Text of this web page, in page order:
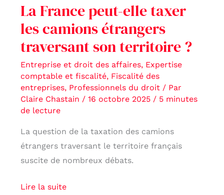
La France peut-elle taxer
les camions étrangers
traversant son territoire ?
Entreprise et droit des affaires, Expertise
comptable et fiscalité, Fiscalité des
entreprises, Professionnels du droit/ Par
Claire Chastain / 16 octobre 2025 / 5 minutes
de lecture
La question de la taxation des camions
étrangers traversant le territoire français
suscite de nombreux débats.
traversant
son
territoire
Lire la suite